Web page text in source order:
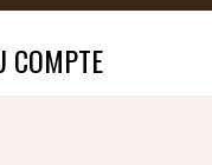
COMPTE